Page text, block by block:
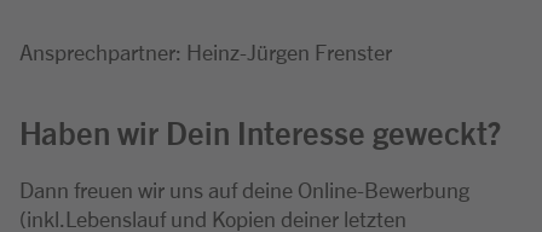
Ansprechpartner: Heinz-Jürgen Frenster
Haben wir Dein Interesse geweckt?
Dann freuen wir uns auf deine Online-Bewerbung
(inkl.Lebenslauf und Kopien deiner letzten